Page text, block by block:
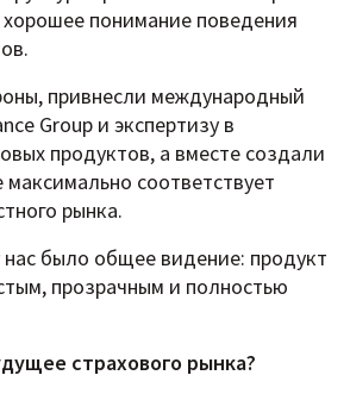
понимание поведения
привнесли международный
Group и экспертизу в
продуктов, а вместе создали
соответствует
рынка.
нас было общее видение: продукт
прозрачным и полностью
страхового рынка?